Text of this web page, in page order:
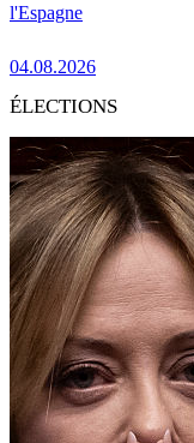
l'Espagne
04.08.2026
ÉLECTIONS